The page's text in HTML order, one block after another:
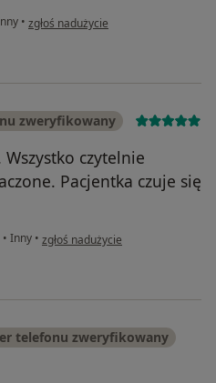
• w opinii użytkownika Agnieszka
zgłoś nadużycie
zweryfikowany
Wszystko czytelnie
Pacjentka czuje się
• Inny • w opinii użytkownika Klaudia
zgłoś nadużycie
telefonu zweryfikowany